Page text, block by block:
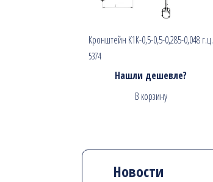
Кронштейн К1К-0,5-0,5-0,285-0,048 г.ц.
5374
Нашли дешевле?
В корзину
Новости